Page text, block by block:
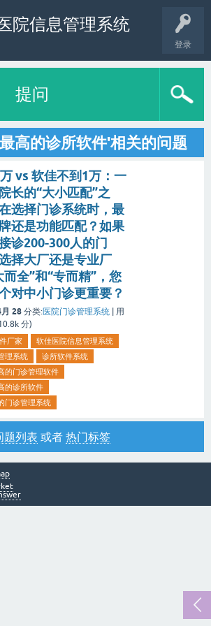
登录
院信息管理系统
提问
高的诊所软件'相关的问题
vs 软佳不到1万：一
长的“大小匹配”之
选择门诊系统时，最
还是功能匹配？如果
诊200-300人的门
择大厂还是专业厂
而全”和“专而精”，您
对中小门诊更重要？
28 分类:医院门诊管理系统
用
分)
厂家
软佳医院信息管理系统
理系统
诊所软件系统
的门诊管理软件
的诊所软件
门诊管理系统
题列表 或者 热门标签